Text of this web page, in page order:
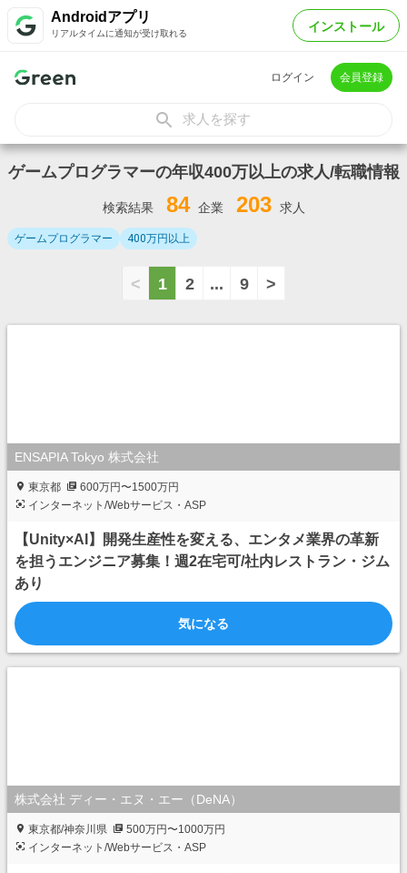
Androidアプリ
リアルタイムに通知が受け取れる インストール
ログイン 会員登録
求人を探す
ゲームプログラマーの年収400万以上の求人/転職情報
検索結果 84 企業 203 求人
ゲームプログラマー 400万円以上
< 1 2 ... 9 >
ENSAPIA Tokyo 株式会社
東京都
600万円〜1500万円
インターネット/Webサービス・ASP
【Unity×AI】開発生産性を変える、エンタメ業界の革新
を担うエンジニア募集！週2在宅可/社内レストラン・ジム
あり
気になる
株式会社 ディー・エヌ・エー（DeNA）
東京都/神奈川県
500万円〜1000万円
インターネット/Webサービス・ASP